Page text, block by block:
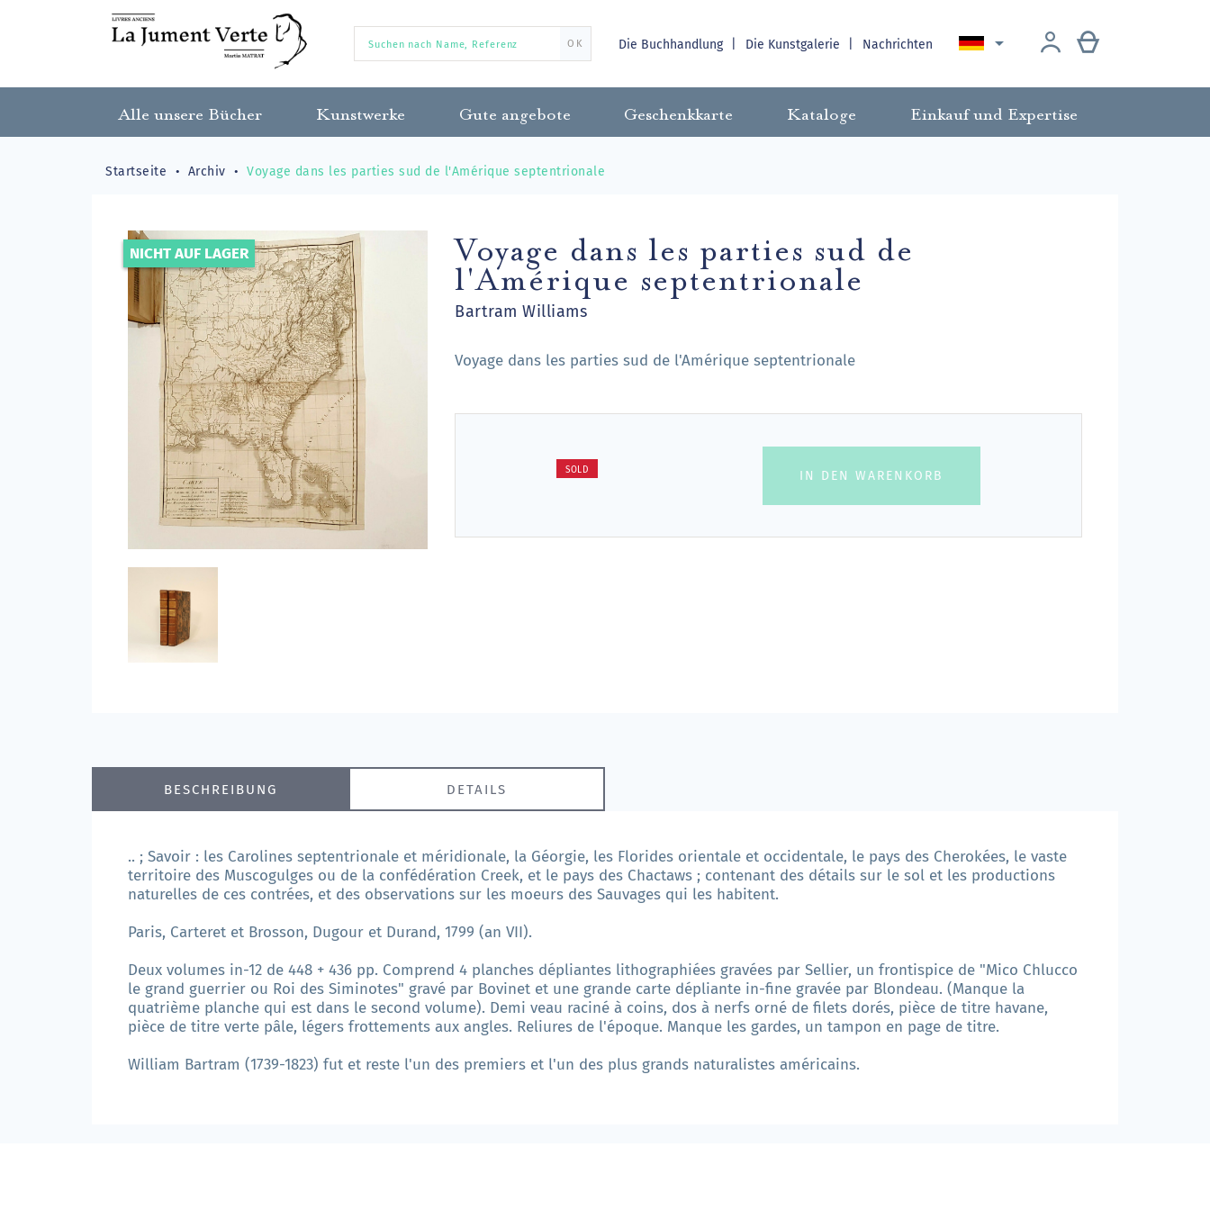
OK Die Buchhandlung Die Kunstgalerie Nachrichten 
Alle unsere Bücher Kunstwerke Gute angebote Geschenkkarte Kataloge Einkauf und Expertise
Startseite Archiv Voyage dans les parties sud de l'Amérique septentrionale
-300,00 €
NICHT AUF LAGER Voyage dans les parties sud de
l'Amérique septentrionale
Bartram Williams
Voyage dans les parties sud de l'Amérique septentrionale
SOLD IN DEN WARENKORB
BESCHREIBUNG DETAILS
.. ; Savoir : les Carolines septentrionale et méridionale, la Géorgie, les Florides orientale et occidentale, le pays des Cherokées, le vaste
territoire des Muscogulges ou de la confédération Creek, et le pays des Chactaws ; contenant des détails sur le sol et les productions
naturelles de ces contrées, et des observations sur les moeurs des Sauvages qui les habitent.
Paris, Carteret et Brosson, Dugour et Durand, 1799 (an VII).
Deux volumes in-12 de 448 + 436 pp. Comprend 4 planches dépliantes lithographiées gravées par Sellier, un frontispice de "Mico Chlucco
le grand guerrier ou Roi des Siminotes" gravé par Bovinet et une grande carte dépliante in-fine gravée par Blondeau. (Manque la
quatrième planche qui est dans le second volume). Demi veau raciné à coins, dos à nerfs orné de filets dorés, pièce de titre havane,
pièce de titre verte pâle, légers frottements aux angles. Reliures de l'époque. Manque les gardes, un tampon en page de titre.
William Bartram (1739-1823) fut et reste l'un des premiers et l'un des plus grands naturalistes américains.